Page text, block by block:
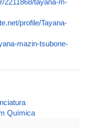
profile/Tayana-
mazin-tsubone-
Química